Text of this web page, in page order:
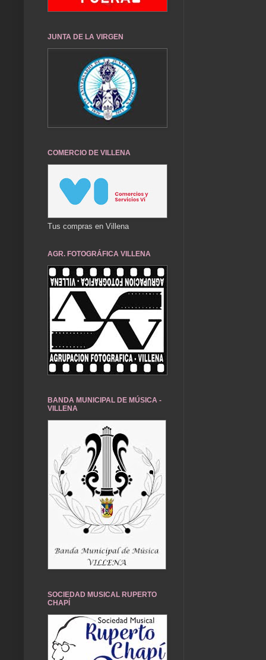
JUNTA DE LA VIRGEN
COMERCIO DE VILLENA
Tus compras en Villena
AGR. FOTOGRÁFICA VILLENA
BANDA MUNICIPAL DE MÚSICA -
VILLENA
SOCIEDAD MUSICAL RUPERTO
CHAPÍ